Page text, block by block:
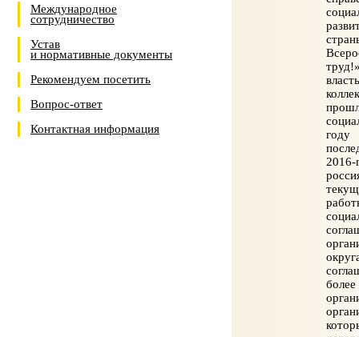
Международное
сотрудничество
Устав
и нормативные документы
Рекомендуем посетить
Вопрос-ответ
Контактная информация
году